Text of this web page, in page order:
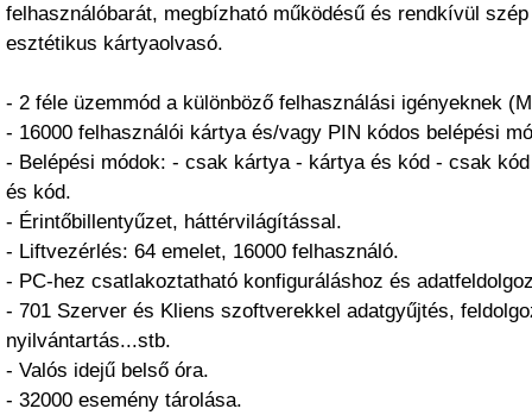
felhasználóbarát, megbízható működésű és rendkívül
esztétikus kártyaolvasó.
- 2 féle üzemmód a különböző felhasználási igényeknek
- 16000 felhasználói kártya és/vagy PIN kódos belépési
- Belépési módok: - csak kártya - kártya és kód - csak
és kód.
- Érintőbillentyűzet, háttérvilágítással.
- Liftvezérlés: 64 emelet, 16000 felhasználó.
- PC-hez csatlakoztatható konfiguráláshoz és
- 701 Szerver és Kliens szoftverekkel adatgyűjtés,
nyilvántartás...stb.
- Valós idejű belső óra.
- 32000 esemény tárolása.